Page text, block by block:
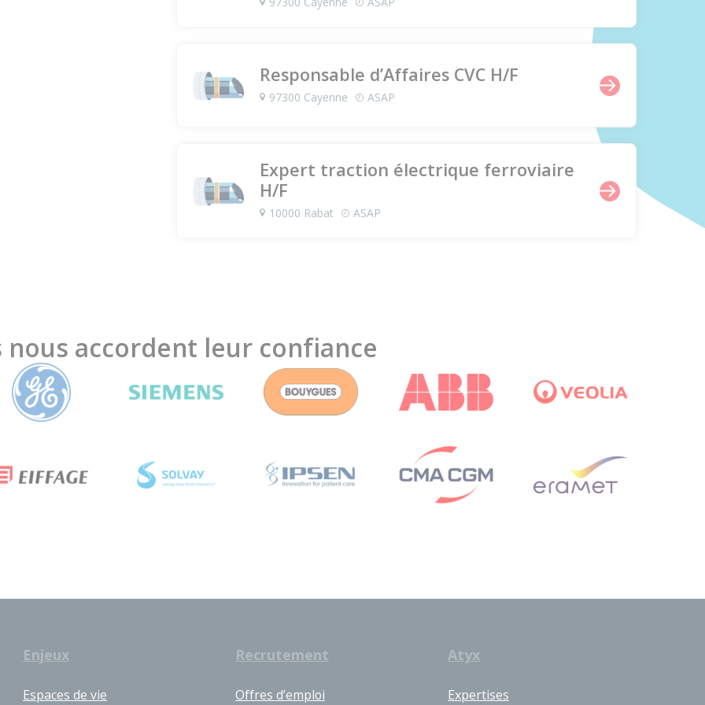
Responsable d’Affaires CVC H/F
97300 Cayenne ASAP
Expert traction électrique ferroviaire
H/F
10000 Rabat ASAP
nous accordent leur confiance
Enjeux
Espaces de vie
Recrutement
Offres d’emploi
Atyx
Expertises